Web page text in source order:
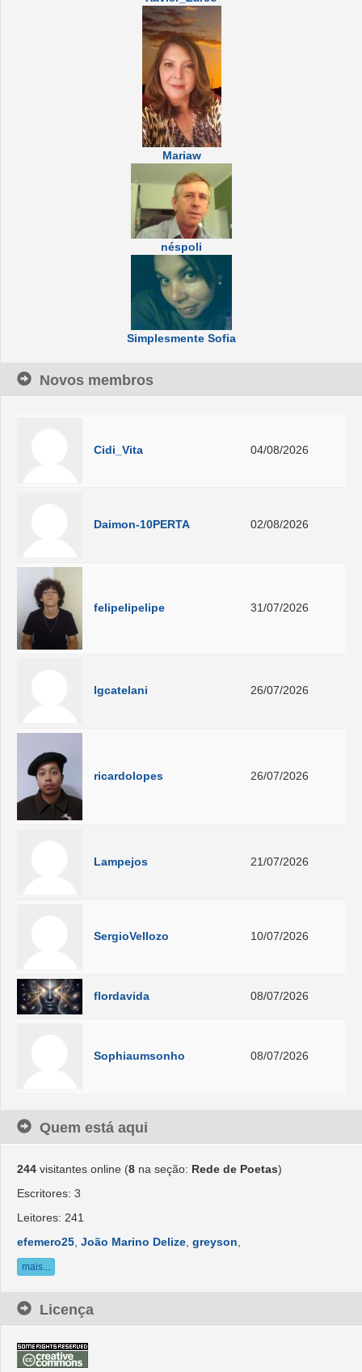
Mariaw
néspoli
Simplesmente Sofia
Novos membros
Cidi_Vita 04/08/2026
Daimon-10PERTA 02/08/2026
felipelipelipe 31/07/2026
lgcatelani 26/07/2026
ricardolopes 26/07/2026
Lampejos 21/07/2026
SergioVellozo 10/07/2026
flordavida 08/07/2026
Sophiaumsonho 08/07/2026
Quem está aqui
244 visitantes online (8 na seção: Rede de Poetas)
Escritores: 3
Leitores: 241
efemero25 João Marino Delize greyson
mais...
Licença